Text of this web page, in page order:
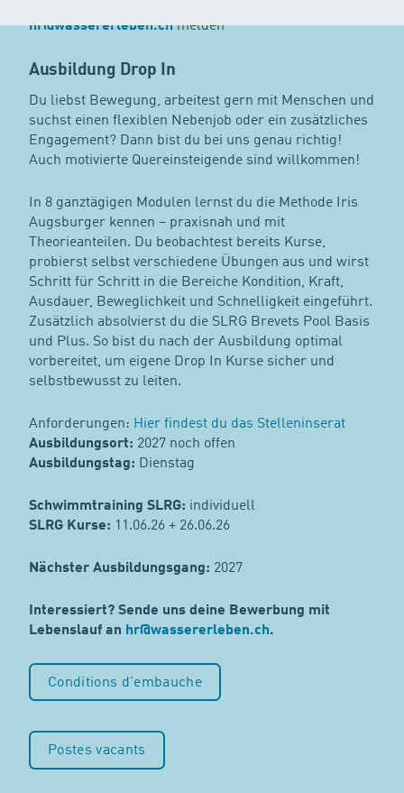
hr@wassererleben.ch melden
Ausbildung Drop In
Du liebst Bewegung, arbeitest gern mit Menschen und
suchst einen flexiblen Nebenjob oder ein zusätzliches
Engagement? Dann bist du bei uns genau richtig!
Auch motivierte Quereinsteigende sind willkommen!
In 8 ganztägigen Modulen lernst du die Methode Iris
Augsburger kennen – praxisnah und mit
Theorieanteilen. Du beobachtest bereits Kurse,
probierst selbst verschiedene Übungen aus und wirst
Schritt für Schritt in die Bereiche Kondition, Kraft,
Ausdauer, Beweglichkeit und Schnelligkeit eingeführt.
Zusätzlich absolvierst du die SLRG Brevets Pool Basis
und Plus. So bist du nach der Ausbildung optimal
vorbereitet, um eigene Drop In Kurse sicher und
selbstbewusst zu leiten.
Anforderungen: Hier findest du das Stelleninserat
Ausbildungsort: 2027 noch offen
Ausbildungstag: Dienstag
Schwimmtraining SLRG: individuell
SLRG Kurse: 11.06.26 + 26.06.26
Nächster Ausbildungsgang: 2027
Interessiert? Sende uns deine Bewerbung mit
Lebenslauf an hr@wassererleben.ch.
Conditions d'embauche
Postes vacants